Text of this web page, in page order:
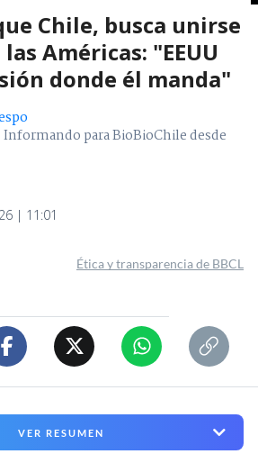
Chile, busca unirse
Américas: "EEUU
donde él manda"
para BioBioChile desde
| 11:01
Ética y transparencia de BBCL
VER RESUMEN